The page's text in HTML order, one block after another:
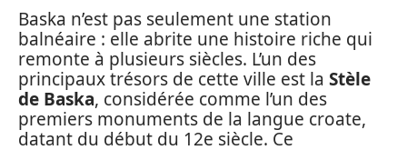
Baska n’est pas seulement une station
balnéaire : elle abrite une histoire riche qui
remonte à plusieurs siècles. L’un des
principaux trésors de cette ville est la Stèle
de Baska, considérée comme l’un des
premiers monuments de la langue croate,
datant du début du 12e siècle. Ce